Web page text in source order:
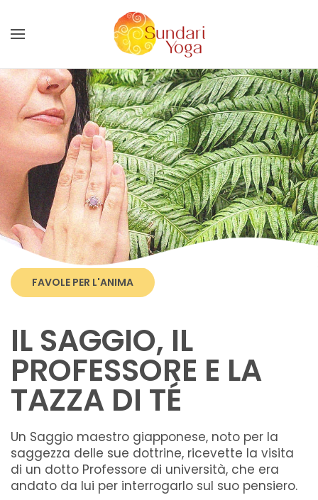
Skip to main content
FAVOLE PER L'ANIMA
IL SAGGIO, IL
PROFESSORE E LA
TAZZA DI TÉ
Un Saggio maestro giapponese, noto per la
saggezza delle sue dottrine, ricevette la visita
di un dotto Professore di università, che era
andato da lui per interrogarlo sul suo pensiero.